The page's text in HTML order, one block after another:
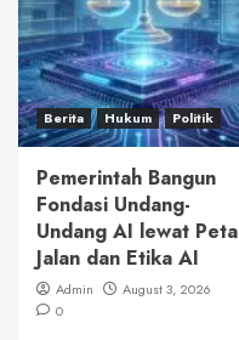
Berita Hukum Politik
Pemerintah Bangun
Fondasi Undang-
Undang AI lewat Peta
Jalan dan Etika AI
Admin
August 3, 2026
0